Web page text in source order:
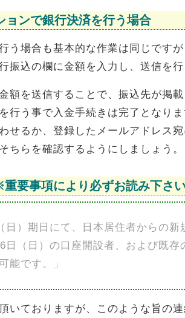
ョンで銀行決済を行う場合
う場合も基本的な作業は同じです
振込の欄に金額を入力し、送信を行
額を送信することで、振込先が掲
行う事で入金手続きは完了となり
せるか、登録したメールアドレス
ちらを確認するようにしましょう。
要事項により必ずお読み下さ
日）期日にて、日本居住者からの
日（日）の口座開設者、および既
能です。」
いておりますが、このような旨の